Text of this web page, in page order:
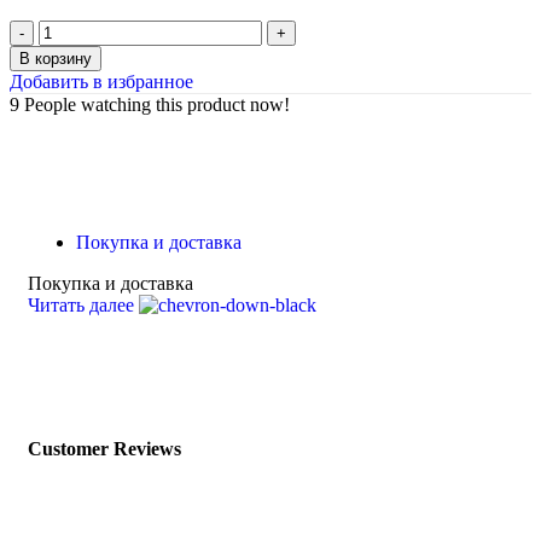
В корзину
Добавить в избранное
9 People watching this product now!
Покупка и доставка
Покупка и доставка
Читать далее
Customer Reviews